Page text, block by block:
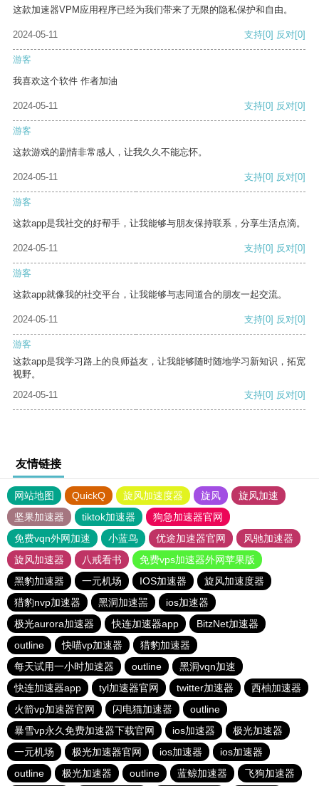
这款加速器VPM应用程序已经为我们带来了无限的隐私保护和自由。
2024-05-11 支持[0] 反对[0]
游客
我喜欢这个软件 作者加油
2024-05-11 支持[0] 反对[0]
游客
这款游戏的剧情非常感人，让我久久不能忘怀。
2024-05-11 支持[0] 反对[0]
游客
这款app是我社交的好帮手，让我能够与朋友保持联系，分享生活点滴。
2024-05-11 支持[0] 反对[0]
游客
这款app就像我的社交平台，让我能够与志同道合的朋友一起交流。
2024-05-11 支持[0] 反对[0]
游客
这款app是我学习路上的良师益友，让我能够随时随地学习新知识，拓宽
视野。
2024-05-11
支持[0] 反对[0]
友情链接
网站地图 QuickQ 旋风加速度器 旋风
旋风加速
坚果加速器
tiktok加速器
狗急加速器官网
免费vqn外网加速
小蓝鸟 优途加速器官网
风驰加速器
旋风加速器
八戒看书
免费vps加速器外网苹果版
黑豹加速器
一元机场 IOS加速器
旋风加速度器
猎豹nvp加速器
黑洞加速噐
ios加速器
极光aurora加速器
快连加速器app
BitzNet加速器
outline
快喵vp加速器
猎豹加速器
每天试用一小时加速器
outline
黑洞vqn加速
快连加速器app
tyl加速器官网 twitter加速器
西柚加速器
火箭vp加速器官网
闪电猫加速器
outline
暴雪vp永久免费加速器下载官网
ios加速器
极光加速器
一元机场
极光加速器官网 ios加速器
ios加速器
outline
极光加速器 outline 蓝鲸加速器 飞狗加速器